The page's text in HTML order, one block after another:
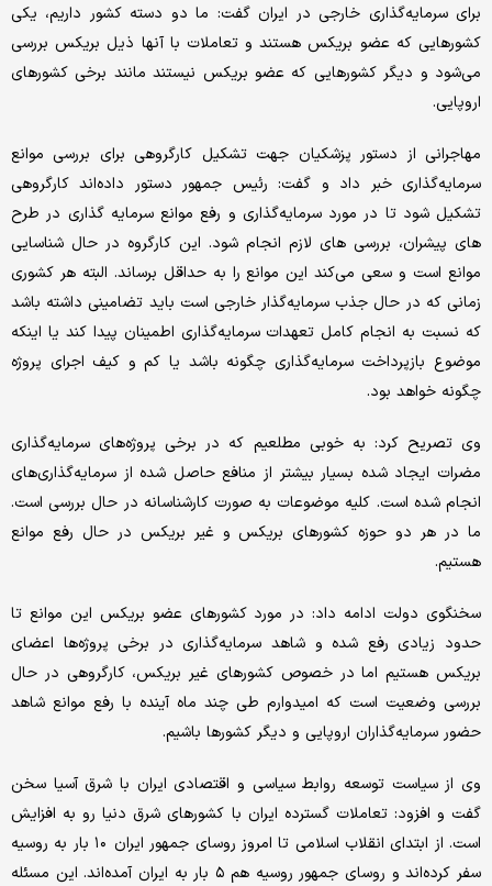
برای سرمایه‌گذاری خارجی در ایران گفت: ما دو دسته کشور داریم، یکی
کشورهایی که عضو بریکس هستند و تعاملات با آنها ذیل بریکس بررسی
می‌شود و دیگر کشورهایی که عضو بریکس نیستند مانند برخی کشورهای
اروپایی.
مهاجرانی از دستور پزشکیان جهت تشکیل کارگروهی برای بررسی موانع
سرمایه‌گذاری خبر داد و گفت: رئیس جمهور دستور داده‌اند کارگروهی
تشکیل شود تا در مورد سرمایه‌گذاری و رفع موانع سرمایه‌ گذاری در طرح‌
های پیشران، بررسی های لازم انجام شود. این کارگروه در حال شناسایی
موانع است و سعی می‌کند این موانع را به حداقل برساند. البته هر کشوری
زمانی که در حال جذب سرمایه‌گذار خارجی است باید تضامینی داشته باشد
که نسبت به انجام کامل تعهدات سرمایه‌گذاری اطمینان پیدا کند یا اینکه
موضوع بازپرداخت سرمایه‌گذاری چگونه باشد یا کم و کیف اجرای پروژه
چگونه خواهد بود.
وی تصریح کرد: به خوبی مطلعیم که در برخی پروژه‌های سرمایه‌گذاری
مضرات ایجاد شده بسیار بیشتر از منافع حاصل شده از سرمایه‌گذاری‌های
انجام شده است. کلیه موضوعات به صورت کارشناسانه در حال بررسی است.
ما در هر دو حوزه کشورهای بریکس و غیر بریکس در حال رفع موانع
هستیم.
سخنگوی دولت ادامه داد: در مورد کشورهای عضو بریکس این موانع تا
حدود زیادی رفع شده و شاهد سرمایه‌گذاری در برخی پروژه‌ها اعضای
بریکس هستیم اما در خصوص کشورهای غیر بریکس، کارگروهی در حال
بررسی وضعیت است که امیدوارم طی چند ماه آینده با رفع موانع شاهد
حضور سرمایه‌گذاران اروپایی و دیگر کشورها باشیم.
وی از سیاست توسعه روابط سیاسی و اقتصادی ایران با شرق آسیا سخن
گفت و افزود: تعاملات گسترده ایران با کشورهای شرق دنیا رو به افزایش
است. از ابتدای انقلاب اسلامی تا امروز روسای جمهور ایران ۱۰ بار به روسیه
سفر کرده‌اند و روسای جمهور روسیه هم ۵ بار به ایران آمده‌اند. این مسئله